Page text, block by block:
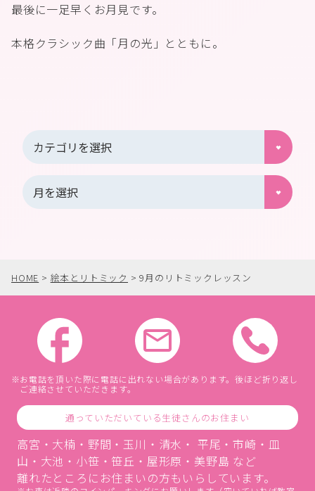
最後に一足早くお月見です。
本格クラシック曲「月の光」とともに。
HOME > 絵本とリトミック >9月のリトミックレッスン
お電話を頂いた際に電話に出れない場合があります。後ほど折り返し
ご連絡させていただきます。
通っていただいている生徒さんのお住まい
高宮・大楠・野間・玉川・清水・ 平尾・市崎・皿
山・大池・小笹・笹丘・屋形原・美野島 など
離れたところにお住まいの方もいらしています。